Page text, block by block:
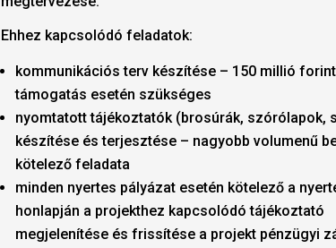
Ehhez kapcsolódó feladatok:
kommunikációs terv készítése – 150 millió
támogatás esetén szükséges
nyomtatott tájékoztatók (brosúrák, szórólapok,
készítése és terjesztése – nagyobb volumenű
kötelező feladata
minden nyertes pályázat esetén kötelező a
honlapján a projekthez kapcsolódó tájékoztató
megjelenítése és frissítése a projekt pénzügyi